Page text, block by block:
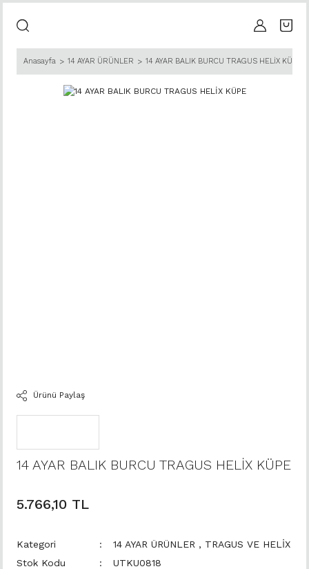
Anasayfa 14 AYAR ÜRÜNLER 14 AYAR BALIK BURCU TRAGUS HELİX KÜPE
Ürünü Paylaş
14 AYAR BALIK BURCU TRAGUS HELİX KÜPE
5.766,10 TL
Kategori 14 AYAR ÜRÜNLER , TRAGUS VE HELİX
Stok Kodu
UTKU0818